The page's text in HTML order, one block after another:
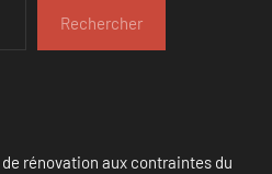
Rechercher
rénovation aux contraintes du